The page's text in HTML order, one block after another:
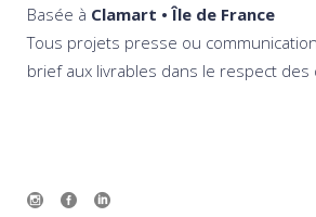
Basée à Clamart • Île de France
Tous projets presse ou
brief aux livrables dans le respect des